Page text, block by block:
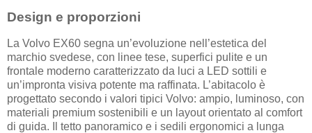
Design e proporzioni
La Volvo EX60 segna un’evoluzione nell’estetica del
marchio svedese, con linee tese, superfici pulite e un
frontale moderno caratterizzato da luci a LED sottili e
un’impronta visiva potente ma raffinata. L’abitacolo è
progettato secondo i valori tipici Volvo: ampio, luminoso, con
materiali premium sostenibili e un layout orientato al comfort
di guida. Il tetto panoramico e i sedili ergonomici a lunga